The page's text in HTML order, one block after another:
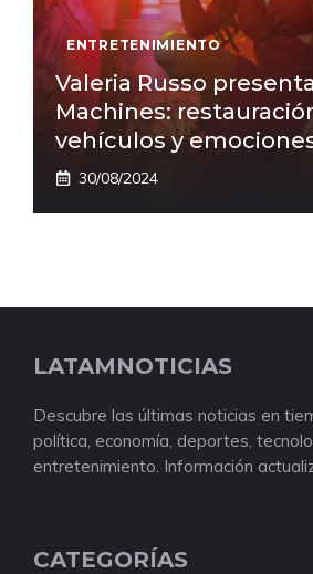
ENTRETENIMIENTO
Valeria Russo
Machines:
vehículos y
30/08/2024
LATAMNOTICIAS
Descubre las últimas noticias en
política, economía, deportes,
entretenimiento. Información
CATEGORÍAS